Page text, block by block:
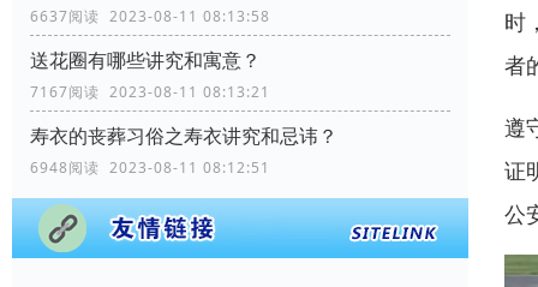
6637阅读 2023-08-11 08:13:58
送花圈有哪些讲究和寓意？
7167阅读 2023-08-11 08:13:21
寿衣的丧葬习俗之寿衣讲究和忌讳？
6948阅读 2023-08-11 08:12:51
时
者
遵
证
公